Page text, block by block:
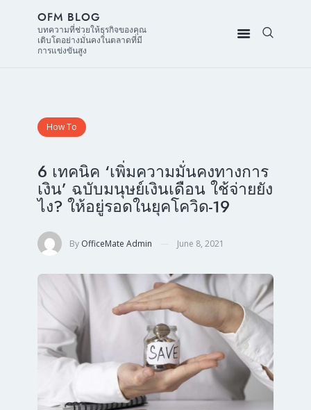
OFM BLOG
บทความที่ช่วยให้ธุรกิจของคุณ
เติบโตอย่างมั่นคงในตลาดที่มี
การแข่งขันสูง
How To
6 เทคนิค ‘เพิ่มความมั่นคงทางการ
เงิน’ ฉบับมนุษย์เงินเดือน ใช้จ่ายยัง
ไง? ให้อยู่รอดในยุคโควิด-19
By OfficeMate Admin June 8, 2021